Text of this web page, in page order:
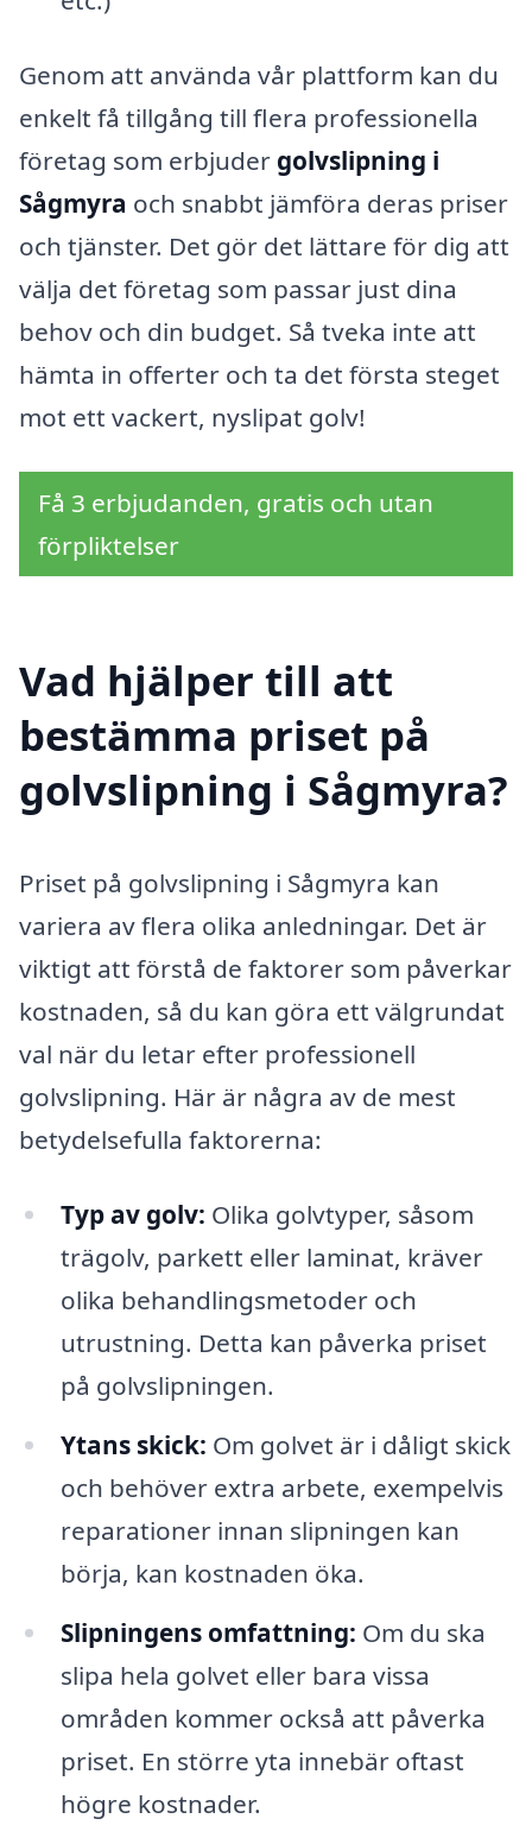
Genom att använda vår plattform kan du
enkelt få tillgång till flera professionella
företag som erbjuder golvslipning i
Sågmyra och snabbt jämföra deras priser
och tjänster. Det gör det lättare för dig att
välja det företag som passar just dina
behov och din budget. Så tveka inte att
hämta in offerter och ta det första steget
mot ett vackert, nyslipat golv!
Få 3 erbjudanden, gratis och utan
förpliktelser
Vad hjälper till att
bestämma priset på
golvslipning i Sågmyra?
Priset på golvslipning i Sågmyra kan
variera av flera olika anledningar. Det är
viktigt att förstå de faktorer som påverkar
kostnaden, så du kan göra ett välgrundat
val när du letar efter professionell
golvslipning. Här är några av de mest
betydelsefulla faktorerna:
Typ av golv: Olika golvtyper, såsom
trägolv, parkett eller laminat, kräver
olika behandlingsmetoder och
utrustning. Detta kan påverka priset
på golvslipningen.
Ytans skick: Om golvet är i dåligt skick
och behöver extra arbete, exempelvis
reparationer innan slipningen kan
börja, kan kostnaden öka.
Slipningens omfattning: Om du ska
slipa hela golvet eller bara vissa
områden kommer också att påverka
priset. En större yta innebär oftast
högre kostnader.